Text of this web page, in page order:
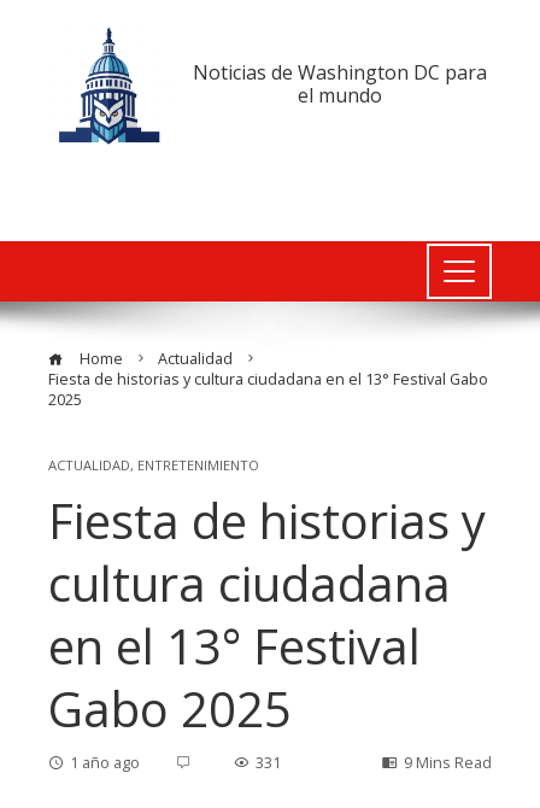
Noticias de Washington DC para
el mundo
Home
Actualidad
Fiesta de historias y cultura ciudadana en el 13° Festival Gabo
2025
ACTUALIDAD, ENTRETENIMIENTO
Fiesta de historias y
cultura ciudadana
en el 13° Festival
Gabo 2025
1 año ago 331 9 Mins Read